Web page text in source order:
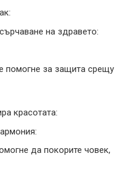
на здравето:
помогне за защита срещу
красотата:
да покорите човек,